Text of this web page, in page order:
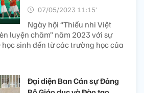
07/05/2023 11:15’
Ngày hội “Thiếu nhi Việt
luyện chăm” năm 2023 với sự
sinh đến từ các trường học của
Đại diện Ban Cán sự Đảng